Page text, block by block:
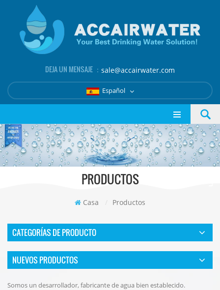
DEJA UN MENSAJE ： sale@accairwater.com
Español
PRODUCTOS
Casa / Productos
CATEGORÍAS DE PRODUCTO
NUEVOS PRODUCTOS
Somos un desarrollador, fabricante de agua bien establecido.